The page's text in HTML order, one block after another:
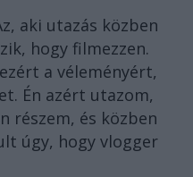
aki utazás közben
hogy filmezzen.
a véleményért,
Én azért utazom,
részem, és közben
úgy, hogy vlogger